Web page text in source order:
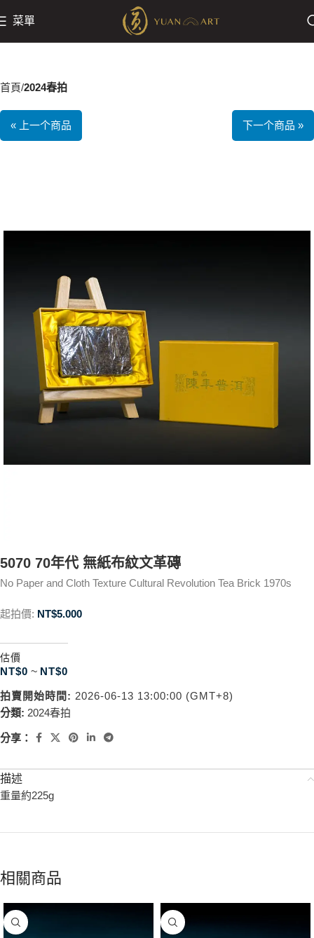
菜單
首頁 2024春拍
« 上一个商品 下一个商品 »
5070 70年代 無紙布紋文革磚
No Paper and Cloth Texture Cultural Revolution Tea Brick 1970s
起拍價: NT$5.000
估價
NT$0 ~ NT$0
拍賣開始時間: 2026-06-13 13:00:00 (GMT+8)
分類: 2024春拍
分享：
描述
重量約225g
相關商品